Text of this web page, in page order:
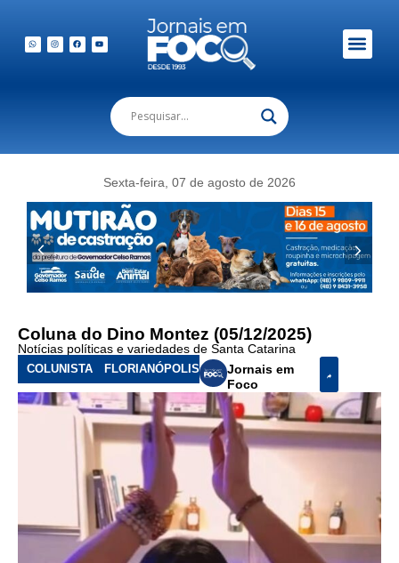
Sexta-feira, 07 de agosto de 2026
Coluna do Dino Montez (05/12/2025)
Notícias políticas e variedades de Santa Catarina
COLUNISTA FLORIANÓPOLIS
Jornais em
Foco